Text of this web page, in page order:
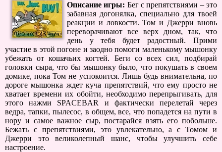
Описание игры: Бег с препятствиями – это
забавная догонялка, специально для твоей
реакции и ловкости. Том и Джерри вновь
переворачивают все верх дном, так, что
день у тебя будет радостный. Прими
участие в этой погоне и заодно помоги маленькому мышонку
убежать от кошачьих когтей. Беги со всех сил, подбирай
головки сыра, что бы мышонку было, что покушать в своем
домике, пока Том не успокоится. Лишь будь внимательна, по
дороге мышонка ждет куча препятствий, что ему просто не
хватает времени их обойти, необходимо перепрыгивать, для
этого нажми SPACEBAR и фактически перелетай через
ведра, тапки, пылесос, в общем, все, что попадется на пути в
нору и самое важное сыр, постарайся взять его побольше.
Бежать с препятствиями, это увлекательно, а с Томом и
Джерри это великолепный шанс, чтобы улучшить себе
настроение.